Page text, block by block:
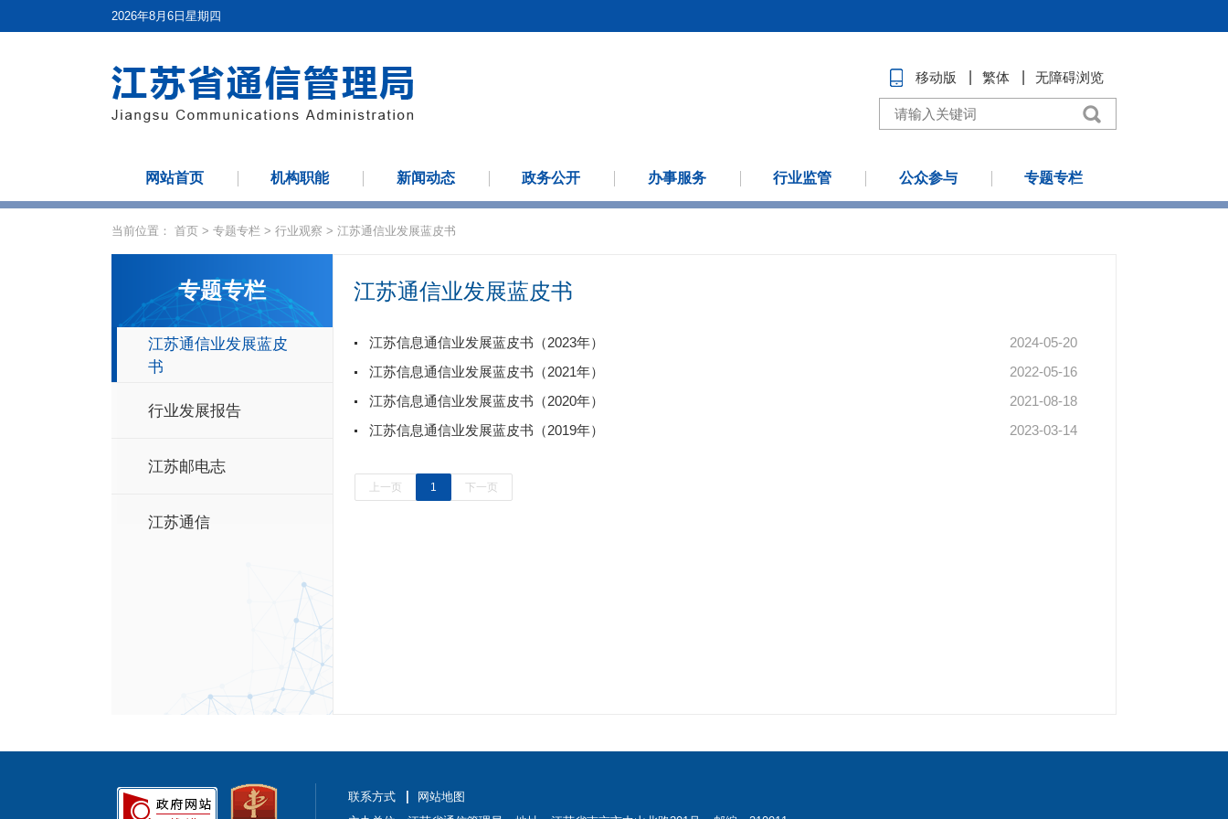
2026年8月6日星期四
移动版 繁体 无障碍浏览
网站首页 机构职能 新闻动态 政务公开 办事服务 行业监管 公众参与 专题专栏
当前位置： 首页 > 专题专栏 > 行业观察 > 江苏通信业发展蓝皮书
专题专栏
江苏通信业发展蓝皮
书
行业发展报告
江苏邮电志
江苏通信
江苏通信业发展蓝皮书
江苏信息通信业发展蓝皮书（2023年）
2024-05-20
江苏信息通信业发展蓝皮书（2021年）
2022-05-16
江苏信息通信业发展蓝皮书（2020年）
2021-08-18
江苏信息通信业发展蓝皮书（2019年）
2023-03-14
上一页 1 下一页
联系方式
网站地图